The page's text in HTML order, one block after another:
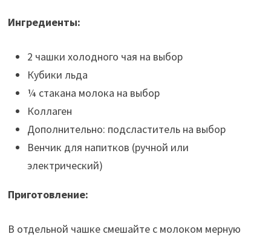
Ингредиенты:
2 чашки холодного чая на выбор
Кубики льда
¼ стакана молока на выбор
Коллаген
Дополнительно: подсластитель на выбор
Венчик для напитков (ручной или
электрический)
Приготовление:
В отдельной чашке смешайте с молоком мерную